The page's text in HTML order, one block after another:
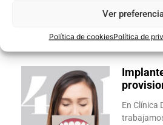
Ver
Política de cookiesPolítica de
general
En Clínica